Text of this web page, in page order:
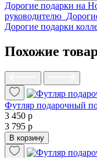
Дорогие подарки на
руководителю
Дорогие подарки
Похожие
Футляр подарочный
3 450 р
3 795 р
В корзину